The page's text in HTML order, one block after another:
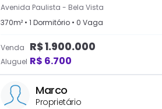
Avenida Paulista - Bela Vista
370m² • 1 Dormitório • 0 Vaga
Venda R$1.900.000
Aluguel R$ 6.700
Marco
Proprietário